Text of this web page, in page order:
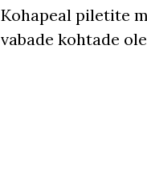
Kohapeal piletite
vabade kohtade